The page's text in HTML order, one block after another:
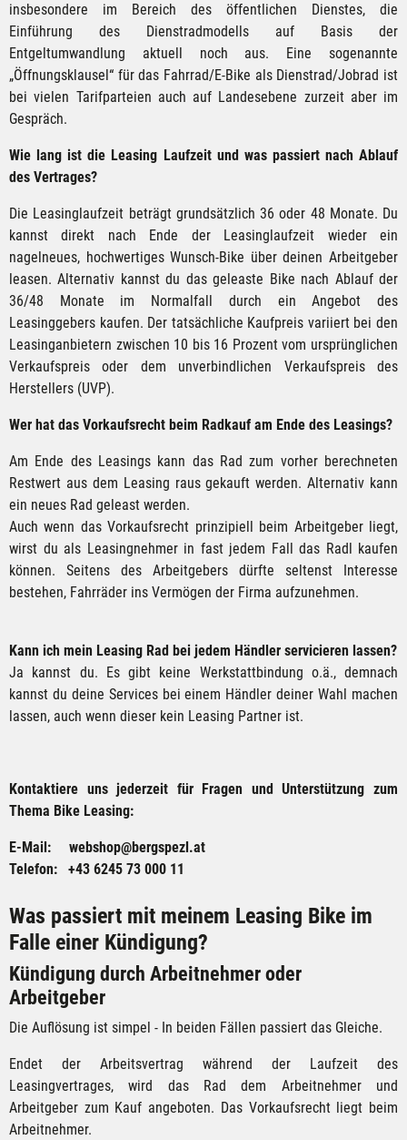
insbesondere im Bereich des öffentlichen Dienstes, die
Einführung des Dienstradmodells auf Basis der
Entgeltumwandlung aktuell noch aus. Eine sogenannte
„Öffnungsklausel“ für das Fahrrad/E-Bike als Dienstrad/Jobrad ist
bei vielen Tarifparteien auch auf Landesebene zurzeit aber im
Gespräch.
Wie lang ist die Leasing Laufzeit und was passiert nach Ablauf
des Vertrages?
Die Leasinglaufzeit beträgt grundsätzlich 36 oder 48 Monate. Du
kannst direkt nach Ende der Leasinglaufzeit wieder ein
nagelneues, hochwertiges Wunsch-Bike über deinen Arbeitgeber
leasen. Alternativ kannst du das geleaste Bike nach Ablauf der
36/48 Monate im Normalfall durch ein Angebot des
Leasinggebers kaufen. Der tatsächliche Kaufpreis variiert bei den
Leasinganbietern zwischen 10 bis 16 Prozent vom ursprünglichen
Verkaufspreis oder dem unverbindlichen Verkaufspreis des
Herstellers (UVP).
Wer hat das Vorkaufsrecht beim Radkauf am Ende des Leasings?
Am Ende des Leasings kann das Rad zum vorher berechneten
Restwert aus dem Leasing raus gekauft werden. Alternativ kann
ein neues Rad geleast werden.
Auch wenn das Vorkaufsrecht prinzipiell beim Arbeitgeber liegt,
wirst du als Leasingnehmer in fast jedem Fall das Radl kaufen
können. Seitens des Arbeitgebers dürfte seltenst Interesse
bestehen, Fahrräder ins Vermögen der Firma aufzunehmen.
Kann ich mein Leasing Rad bei jedem Händler servicieren lassen?
Ja kannst du. Es gibt keine Werkstattbindung o.ä., demnach
kannst du deine Services bei einem Händler deiner Wahl machen
lassen, auch wenn dieser kein Leasing Partner ist.
Kontaktiere uns jederzeit für Fragen und Unterstützung zum
Thema Bike Leasing:
E-Mail: webshop@bergspezl.at
Telefon: +43 6245 73 000 11
Was passiert mit meinem Leasing Bike im
Falle einer Kündigung?
Kündigung durch Arbeitnehmer oder
Arbeitgeber
Die Auflösung ist simpel - In beiden Fällen passiert das Gleiche.
Endet der Arbeitsvertrag während der Laufzeit des
Leasingvertrages, wird das Rad dem Arbeitnehmer und
Arbeitgeber zum Kauf angeboten. Das Vorkaufsrecht liegt beim
Arbeitnehmer.